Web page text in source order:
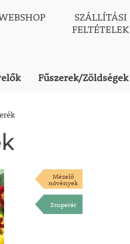
SZÁLLÍTÁSI
FELTÉTELEK
Fűszerek/Zöldségek
Mézelő
növények
Szuperár